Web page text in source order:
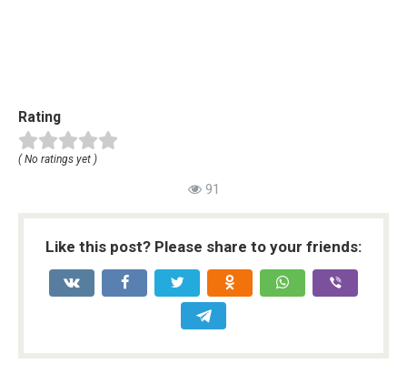
Rating
( No ratings yet )
91
Like this post? Please share to your friends: